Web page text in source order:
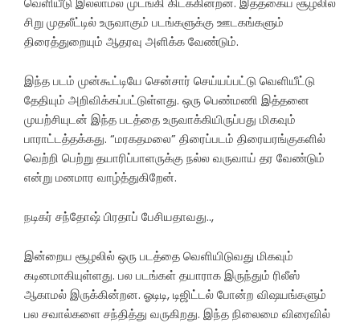
சிறு முதலீட்டில் உருவாகும் படங்களுக்கு ஊடகங்களும்
திரைத்துறையும் ஆதரவு அளிக்க வேண்டும்.
இந்த படம் முன்கூட்டியே சென்சார் செய்யப்பட்டு வெளியீட்டு
தேதியும் அறிவிக்கப்பட்டுள்ளது. ஒரு பெண்மணி இத்தனை
முயற்சியுடன் இந்த படத்தை உருவாக்கியிருப்பது மிகவும்
பாராட்டத்தக்கது. “மரகதமலை” திரைப்படம் திரையரங்குகளில்
வெற்றி பெற்று தயாரிப்பாளருக்கு நல்ல வருவாய் தர வேண்டும்
என்று மனமார வாழ்த்துகிறேன்.
நடிகர் சந்தோஷ் பிரதாப் பேசியதாவது..,
இன்றைய சூழலில் ஒரு படத்தை வெளியிடுவது மிகவும்
கடினமாகியுள்ளது. பல படங்கள் தயாராக இருந்தும் ரிலீஸ்
ஆகாமல் இருக்கின்றன. ஓடிடி, டிஜிட்டல் போன்ற விஷயங்களும்
பல சவால்களை சந்தித்து வருகிறது. இந்த நிலைமை விரைவில்